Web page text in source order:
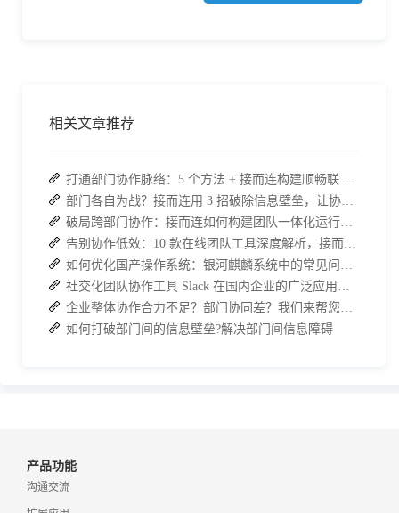
相关文章推荐
打通部门协作脉络：5 个方法 + 接而连构建顺畅联动团队
部门各自为战？接而连用 3 招破除信息壁垒，让协作效率翻倍
破局跨部门协作：接而连如何构建团队一体化运行新格局
告别协作低效：10 款在线团队工具深度解析，接而连凭什么脱颖而出？
如何优化国产操作系统：银河麒麟系统中的常见问题与解决方法
社交化团队协作工具 Slack 在国内企业的广泛应用：优点与局限性
企业整体协作合力不足？部门协同差？我们来帮您攻破！
如何打破部门间的信息壁垒?解决部门间信息障碍
产品功能
沟通交流